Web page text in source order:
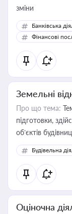
зміни
Банківська
Фінансові
Земельні
Про що тема:
підготовки,
об’єктів
Будівельна
Оціночна